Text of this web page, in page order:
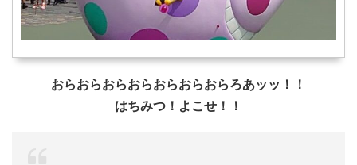
おらおらおらおらおらおらおらろあッッ！！
はちみつ！よこせ！！